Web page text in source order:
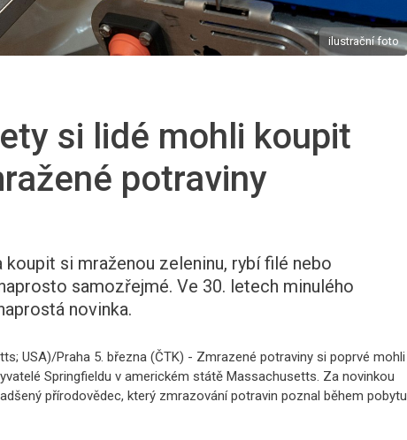
ilustrační foto
si lidé mohli koupit
potraviny
si mraženou zeleninu, rybí filé nebo
samozřejmé. Ve 30. letech minulého
novinka.
USA)/Praha 5. března (ČTK) - Zmrazené potraviny si poprvé mohli
Springfieldu v americkém státě Massachusetts. Za novinkou
přírodovědec, který zmrazování potravin poznal během pobytu